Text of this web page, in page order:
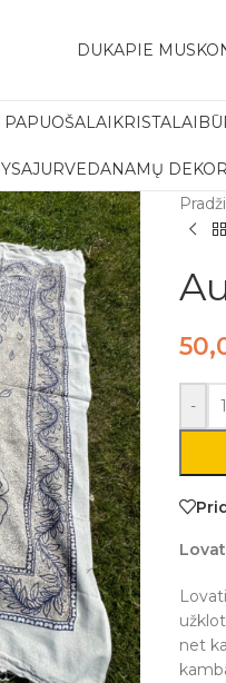
DUKAPIE MUS
KRISTALAI
AJURVEDANAMŲ
-
net